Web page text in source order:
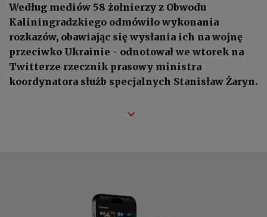
Według mediów 58 żołnierzy z Obwodu
Kaliningradzkiego odmówiło wykonania
rozkazów, obawiając się wysłania ich na wojnę
przeciwko Ukrainie - odnotował we wtorek na
Twitterze rzecznik prasowy ministra
koordynatora służb specjalnych Stanisław Żaryn.